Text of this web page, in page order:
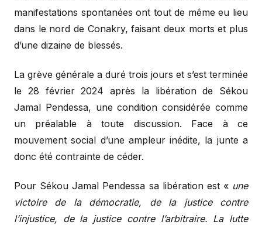
manifestations spontanées ont tout de même eu lieu
dans le nord de Conakry, faisant deux morts et plus
d’une dizaine de blessés.
La grève générale a duré trois jours et s’est terminée
le 28 février 2024 après la libération de Sékou
Jamal Pendessa, une condition considérée comme
un préalable à toute discussion. Face à ce
mouvement social d’une ampleur inédite, la junte a
donc été contrainte de céder.
Pour Sékou Jamal Pendessa sa libération est « une
victoire de la démocratie, de la justice contre
l’injustice, de la justice contre l’arbitraire. La lutte